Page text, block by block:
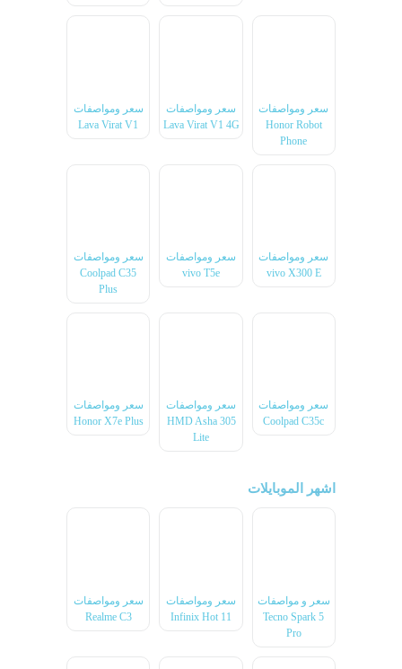
سعر ومواصفات
Honor Robot
Phone
سعر ومواصفات
Lava Virat V1 4G
سعر ومواصفات
Lava Virat V1
سعر ومواصفات
vivo X300 E
سعر ومواصفات
vivo T5e
سعر ومواصفات
Coolpad C35
Plus
سعر ومواصفات
Coolpad C35c
سعر ومواصفات
HMD Asha 305
Lite
سعر ومواصفات
Honor X7e Plus
اشهر الموبايلات
سعر و مواصفات
Tecno Spark 5
Pro
سعر ومواصفات
Infinix Hot 11
سعر ومواصفات
Realme C3